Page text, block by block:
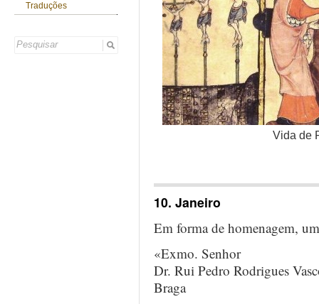
Traduções
Vida de
10. Janeiro
Em forma de homenagem,
«Exmo. Senhor
Dr. Rui Pedro Rodrigues
Braga